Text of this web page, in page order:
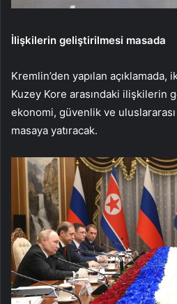
İlişkilerin geliştirilmesi masada
Kremlin’den yapılan
Kuzey Kore arasındaki ilişkilerin
ekonomi, güvenlik ve
masaya yatıracak.